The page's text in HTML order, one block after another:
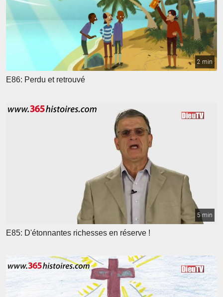
2 min
E86: Perdu et retrouvé
5 min
E85: D'étonnantes richesses en réserve !